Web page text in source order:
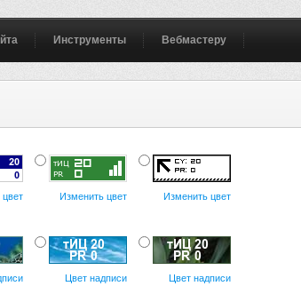
Инструменты Вебмастеру
Изменить цвет Изменить цвет
Цвет надписи Цвет надписи